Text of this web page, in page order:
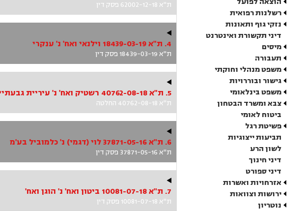
רשלנות רפואית
נזקי גוף ותאונות
דיני תקשורת ואינטרנט
מיסים
תעבורה
משפט מנהלי וחוקתי
גישור ובוררויות
משפט בינלאומי
צבא ומשרד הבטחון
ביטוח לאומי
פשיטת רגל
תביעות ייצוגיות
לשון הרע
דיני חינוך
דיני ספורט
אזרחויות ואשרות
ירושות וצוואות
נוטריון
ת"א 62002-12-18 פסק דין
4. ת"א 18439-03-19 וילנאי ואח' נ' ענקרי
ת"א 18439-03-19 פסק דין
5. ת"א 40762-08-18 רשטיק ואח' נ' עיריית גבעתיים ואח'
ת"א 40762-08-18 החלטה
6. ת"א 37871-05-16 לוי (דגמי) נ' כלמוביל בע'מ
ת"א 37871-05-16 פסק דין
7. ת"א 10081-07-18 ביטון ואח' נ' הוגן ואח'
ת"א 10081-07-18 פסק דין